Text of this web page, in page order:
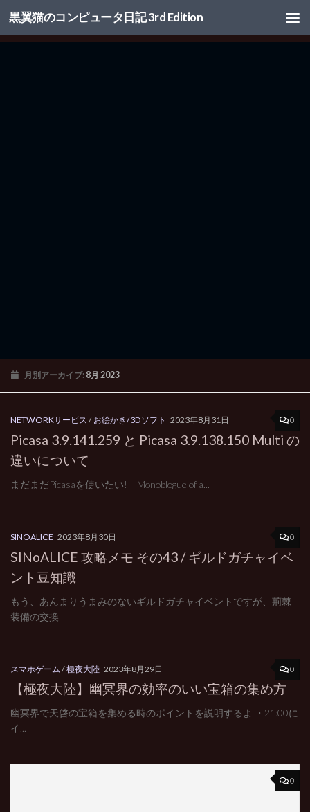
コンテンツへスキップ
黒翼猫のコンピュータ日記 3rd Edition
月別アーカイブ: 8月 2023
0
NETWORKサービス / お絵かき/3Dソフト 2023年8月31日
Picasa 3.9.141.259 と Picasa 3.9.138.150 Multi の
違いについて
まだまだPicasaを使いたい! – Monoblogue of a...
0
SINOALICE 2023年8月30日
SINoALICE 攻略メモ その43 / ギルドガチャイベ
ント豆知識
もう、あんまりうまみのないギルドガチャイベントですが、荊棘
装備の交換...
0
スマホゲーム /極夜大陸 2023年8月29日
【極夜大陸】幽冥界の効率のいい宝箱の集め方
幽冥界で天啓の宝箱を集める時のポイントを説明するよ ・21:00に
イ...
0